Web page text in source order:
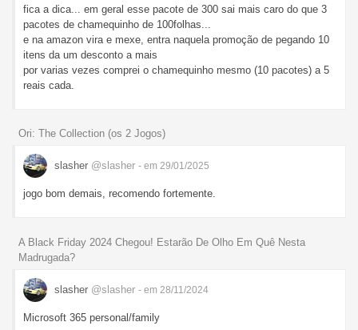
fica a dica... em geral esse pacote de 300 sai mais caro do que 3
pacotes de chamequinho de 100folhas...
e na amazon vira e mexe, entra naquela promoção de pegando 10
itens da um desconto a mais
por varias vezes comprei o chamequinho mesmo (10 pacotes) a 5
reais cada.
Ori: The Collection (os 2 Jogos)
slasher @slasher - em 29/01/2025
jogo bom demais, recomendo fortemente.
A Black Friday 2024 Chegou! Estarão De Olho Em Quê Nesta
Madrugada?
slasher @slasher - em 28/11/2024
Microsoft 365 personal/family